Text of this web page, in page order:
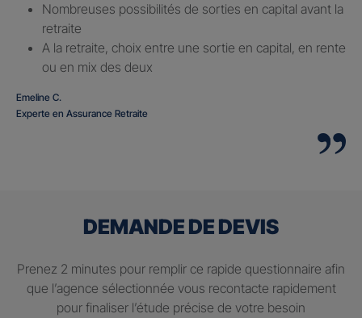
Nombreuses possibilités de sorties en capital avant la
retraite
A la retraite, choix entre une sortie en capital, en rente
ou en mix des deux
Emeline C.
Experte en Assurance Retraite
DEMANDE DE DEVIS
Prenez 2 minutes pour remplir ce rapide questionnaire afin
que l’agence sélectionnée vous recontacte rapidement
pour finaliser l’étude précise de votre besoin